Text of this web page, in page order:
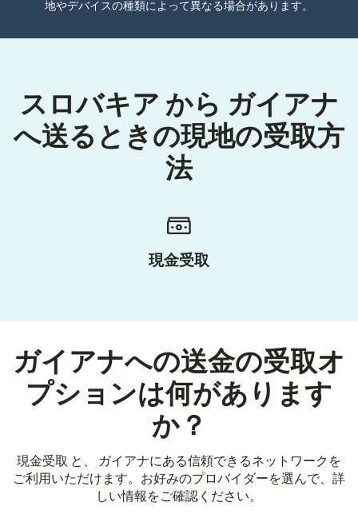
地やデバイスの種類によって異なる場合があります。
スロバキア から ガイアナ
へ送るときの現地の受取方
法
現金受取
ガイアナへの送金の受取オ
プションは何があります
か？
現金受取 と、 ガイアナにある信頼できるネットワークを
ご利用いただけます。お好みのプロバイダーを選んで、詳
しい情報をご確認ください。